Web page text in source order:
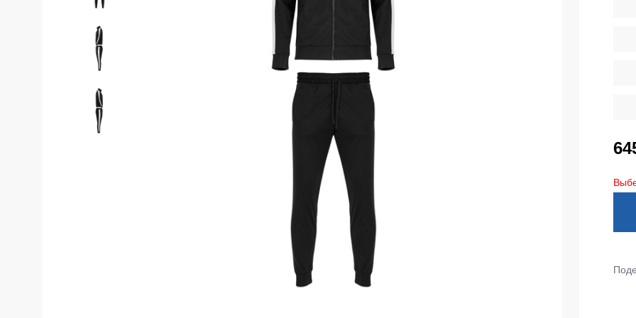
Костюмы утепленные
Штаны (Брюки)
Камуфляжные брюки
Утепленные брюки
Детские штаны
Штаны для работы
Брюки ХоРеКа и медицина
Джинсы, брюки на каждый день
Полукомбинезоны
Полукомбинезоны не утепленные
Полукомбинезоны утепленные
Полукомбинезоны Outlet
Страховочное оборудование
Наколенники
Сумки и Рюкзаки
Хозинвентарь